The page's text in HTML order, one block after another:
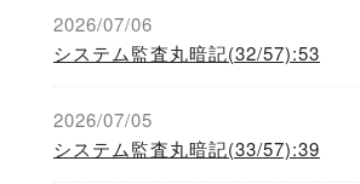
2026/07/06
システム監査丸暗記(32/57):53
2026/07/05
システム監査丸暗記(33/57):39